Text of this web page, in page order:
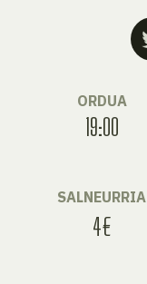
ORDUA
19:00
SALNEURRIA
4€